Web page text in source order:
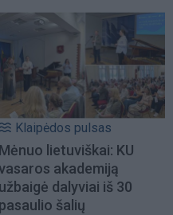
Klaipėdos pulsas
Mėnuo lietuviškai: KU
akademiją
užbaigė dalyviai iš 30
pasaulio šalių